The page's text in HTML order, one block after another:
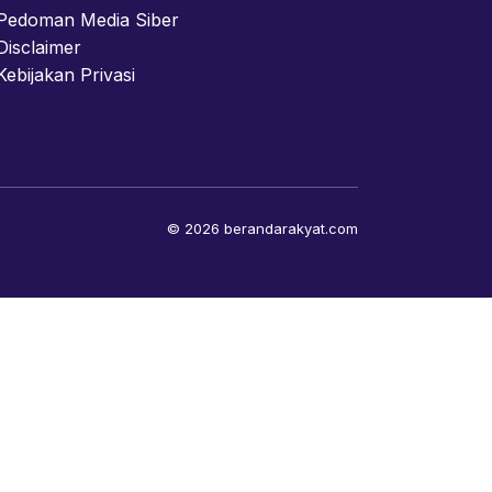
Media Siber
Privasi
© 2026 berandarakyat.com